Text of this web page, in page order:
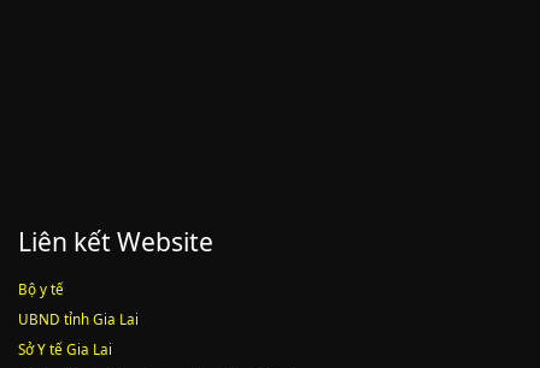
Liên kết Website
Bộ y tế
UBND tỉnh Gia Lai
Sở Y tế Gia Lai